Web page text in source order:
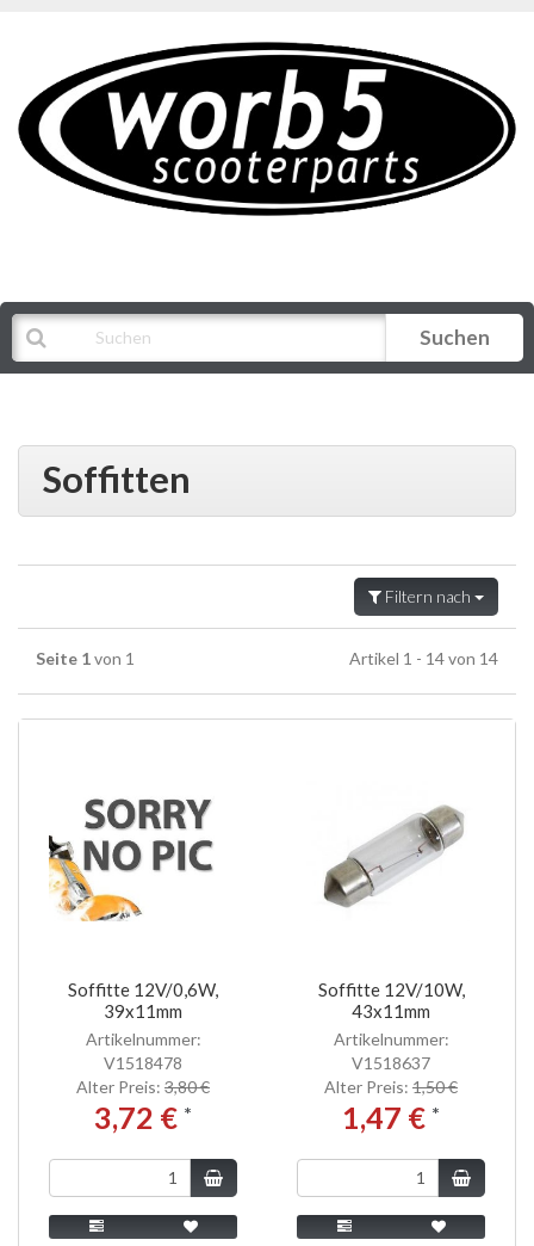
Suchen
Soffitten
Filtern nach
Seite 1von 1 Artikel 1 - 14 von 14
Soffitte 12V/0,6W,
39x11mm
Artikelnummer:
V1518478
Alter Preis: 3,80 €
3,72 € *
Soffitte 12V/10W,
43x11mm
Artikelnummer:
V1518637
Alter Preis: 1,50 €
1,47 € *